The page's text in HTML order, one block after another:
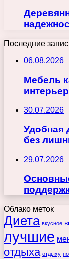
Последние
06.08.2026
Мебель
30.07.2026
Удобная
без
29.07.2026
Облако меток
Диета вкусное
лучшие
отдыха отдыху